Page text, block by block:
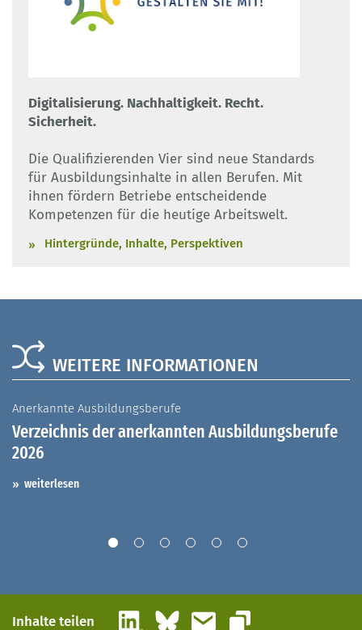
Digitalisierung. Nachhaltigkeit. Recht.
Sicherheit.
Die Qualifizierenden Vier sind neue Standards
für Ausbildungsinhalte in allen Berufen. Mit
ihnen fördern Betriebe entscheidende
Kompetenzen für die heutige Arbeitswelt.
Hintergründe, Inhalte, Perspektiven
WEITERE INFORMATIONEN
Anerkannte Ausbildungsberufe
Verzeichnis der anerkannten Ausbildungsberufe
2026
weiterlesen
Inhalte teilen LinkedInBlueskyE-Mail